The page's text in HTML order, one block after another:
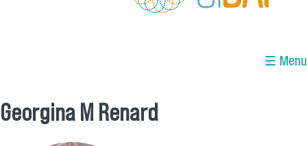
☰ Menu
Se encuentra usted aquí
Georgina M Renard